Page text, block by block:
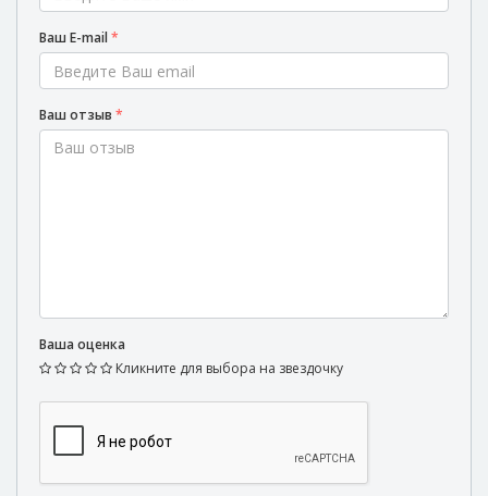
Ваш E-mail*
Ваш отзыв *
Ваша оценка
Кликните для выбора на звездочку